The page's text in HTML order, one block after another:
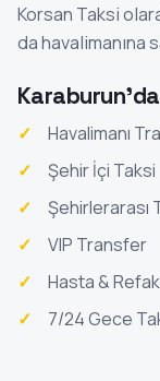
Korsan Taksi
da havalimanına
Havalimanı
Şehir İçi Taksi
Şehirlerarası
VIP Transfer
Hasta &
7/24 Gece